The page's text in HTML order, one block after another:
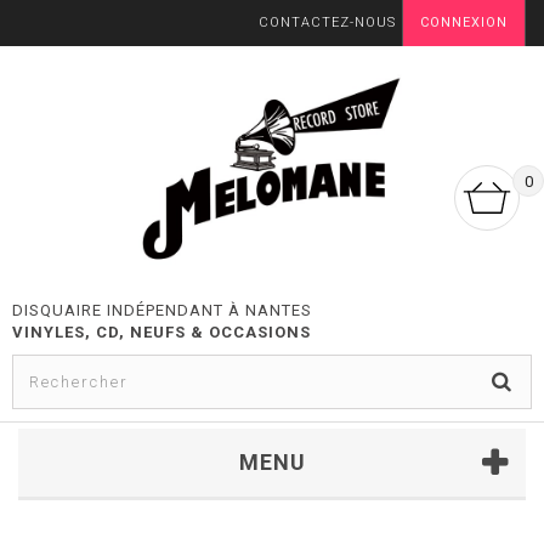
CONNEXION
CONTACTEZ-NOUS
0
DISQUAIRE INDÉPENDANT À NANTES
VINYLES, CD, NEUFS & OCCASIONS
MENU